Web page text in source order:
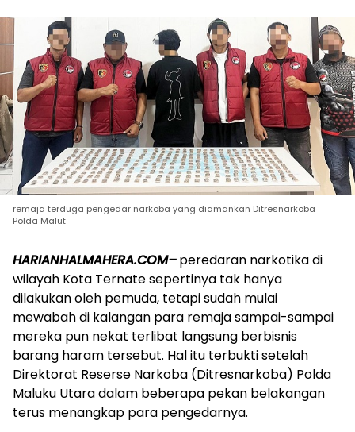
remaja terduga pengedar narkoba yang diamankan Ditresnarkoba
Polda Malut
HARIANHALMAHERA.COM–peredaran narkotika di
wilayah Kota Ternate sepertinya tak hanya
dilakukan oleh pemuda, tetapi sudah mulai
mewabah di kalangan para remaja sampai-sampai
mereka pun nekat terlibat langsung berbisnis
barang haram tersebut. Hal itu terbukti setelah
Direktorat Reserse Narkoba (Ditresnarkoba) Polda
Maluku Utara dalam beberapa pekan belakangan
terus menangkap para pengedarnya.